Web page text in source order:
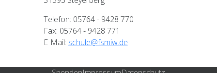
Telefon: 05764 - 9428 770
Fax: 05764 - 9428 771
E-Mail: schule@fsmiw.de